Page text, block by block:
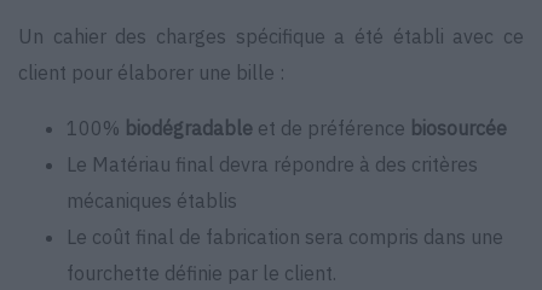
Un cahier des charges spécifique a été établi avec ce
client pour élaborer une bille :
100% biodégradable et de préférence biosourcée
Le Matériau final devra répondre à des critères
mécaniques établis
Le coût final de fabrication sera compris dans une
fourchette définie par le client.